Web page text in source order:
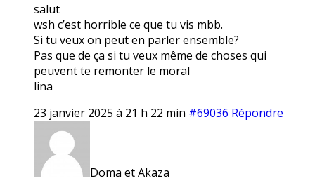
salut
wsh c’est horrible ce que tu vis mbb.
Si tu veux on peut en parler ensemble?
Pas que de ça si tu veux même de choses qui
peuvent te remonter le moral
lina
23 janvier 2025 à 21 h 22 min #69036 Répondre
Doma et Akaza